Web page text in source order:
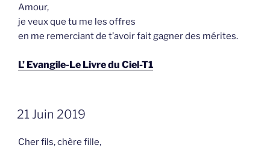
Amour,
je veux que tu me les offres
en me remerciant de t’avoir fait gagner des mérites.
L’ Evangile-Le Livre du Ciel-T1
GEPLAATST
OP
21 Juin 2019
Cher fils, chère fille,